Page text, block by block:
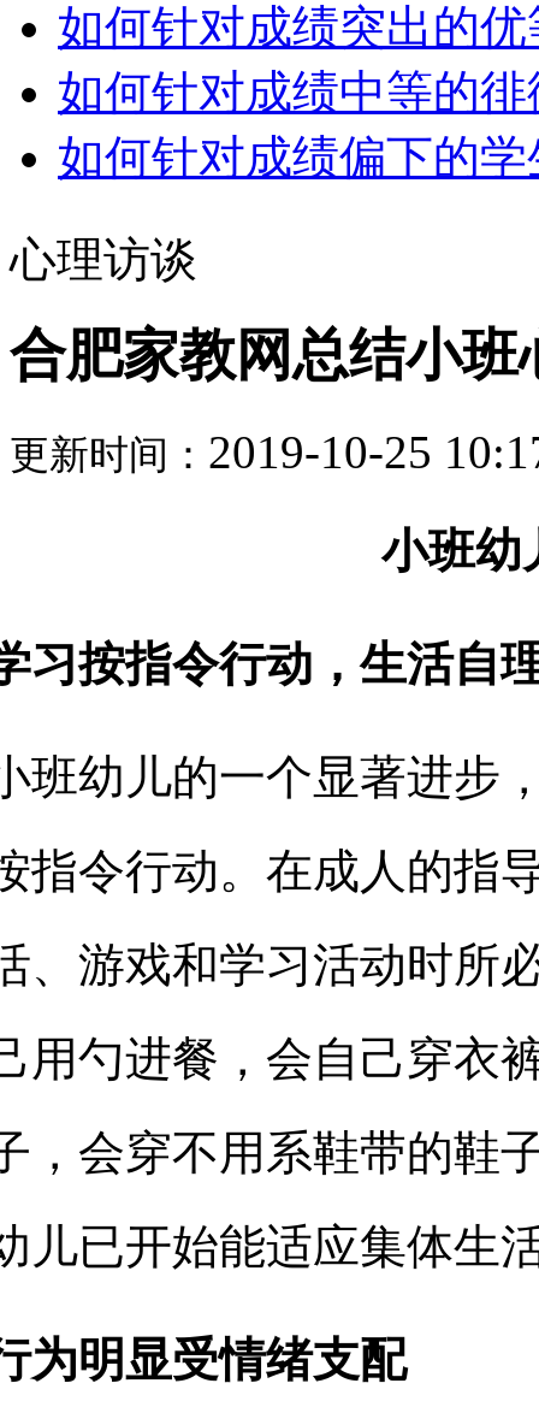
如何针对成绩突出的优
如何针对成绩中等的徘
如何针对成绩偏下的学
心理访谈
合肥家教网总结小班
更新时间： 2019-10-25
小班幼
习按指令行动，生活自
班幼儿的一个显著进步
指令行动。在成人的指
、游戏和学习活动时所
用勺进餐，会自己穿衣
，会穿不用系鞋带的鞋
儿已开始能适应集体生
为明显受情绪支配